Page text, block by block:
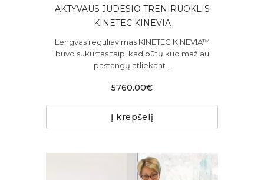
AKTYVAUS JUDESIO TRENIRUOKLIS
KINETEC KINEVIA
Lengvas reguliavimas KINETEC KINEVIA™
buvo sukurtas taip, kad būtų kuo mažiau
pastangų atliekant ..
5760.00€
Į krepšelį